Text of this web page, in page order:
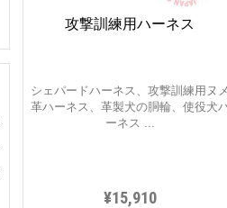
攻撃訓練用ハーネス
シェパードハーネス、攻撃訓練用ヌ
革ハーネス、革製犬の胴輪、使役犬
ーネス ...
¥15,910